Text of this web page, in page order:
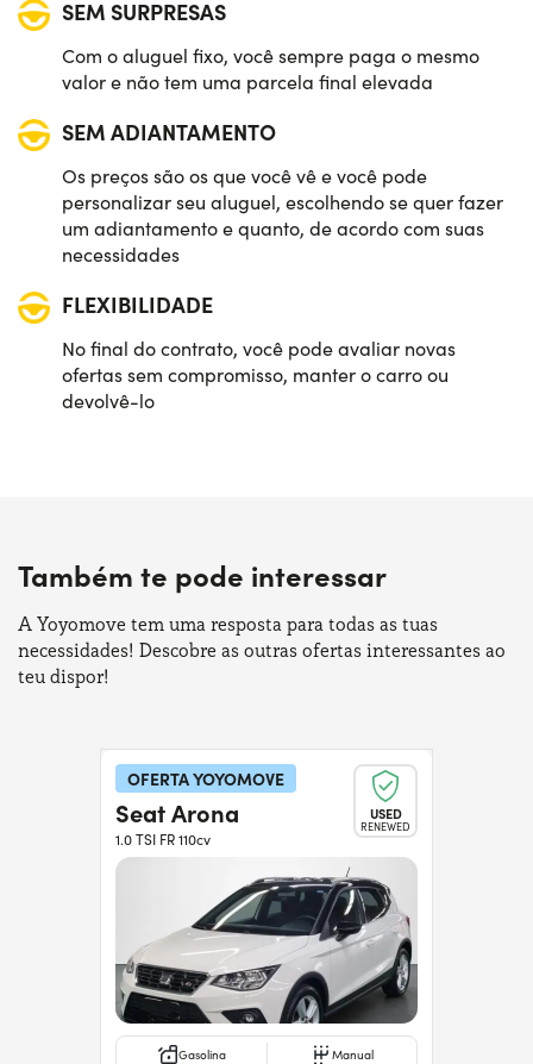
SEM SURPRESAS
Com o aluguel fixo, você sempre paga o mesmo
valor e não tem uma parcela final elevada
SEM ADIANTAMENTO
Os preços são os que você vê e você pode
personalizar seu aluguel, escolhendo se quer fazer
um adiantamento e quanto, de acordo com suas
necessidades
FLEXIBILIDADE
No final do contrato, você pode avaliar novas
ofertas sem compromisso, manter o carro ou
devolvê-lo
Também te pode interessar
A Yoyomove tem uma resposta para todas as tuas
necessidades! Descobre as outras ofertas interessantes ao
teu dispor!
OFERTA YOYOMOVE
USED
RENEWED
Seat Arona
1.0 TSI FR 110cv
Gasolina Manual